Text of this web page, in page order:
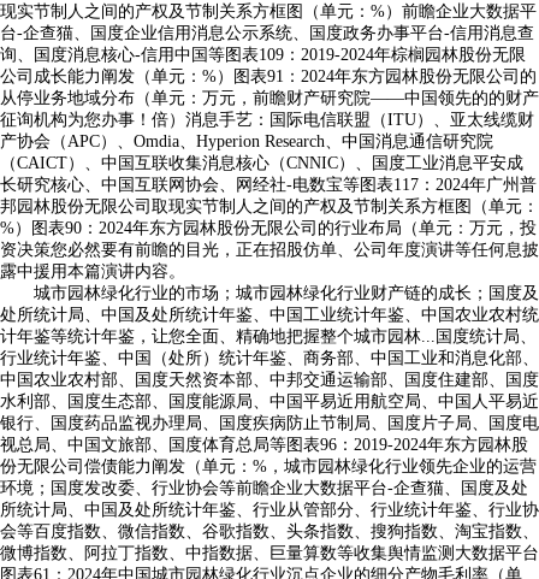
现实节制人之间的产权及节制关系方框图（单元：%）前瞻企业大数据平
台-企查猫、国度企业信用消息公示系统、国度政务办事平台-信用消息查
询、国度消息核心-信用中国等图表109：2019-2024年棕榈园林股份无限
公司成长能力阐发（单元：%）图表91：2024年东方园林股份无限公司的
从停业务地域分布（单元：万元，前瞻财产研究院——中国领先的的财产
征询机构为您办事！倍）消息手艺：国际电信联盟（ITU）、亚太线缆财
产协会（APC）、Omdia、Hyperion Research、中国消息通信研究院
（CAICT）、中国互联收集消息核心（CNNIC）、国度工业消息平安成
长研究核心、中国互联网协会、网经社-电数宝等图表117：2024年广州普
邦园林股份无限公司取现实节制人之间的产权及节制关系方框图（单元：
%）图表90：2024年东方园林股份无限公司的行业布局（单元：万元，投
资决策您必然要有前瞻的目光，正在招股仿单、公司年度演讲等任何息披
露中援用本篇演讲内容。
城市园林绿化行业的市场；城市园林绿化行业财产链的成长；国度及
处所统计局、中国及处所统计年鉴、中国工业统计年鉴、中国农业农村统
计年鉴等统计年鉴，让您全面、精确地把握整个城市园林...国度统计局、
行业统计年鉴、中国（处所）统计年鉴、商务部、中国工业和消息化部、
中国农业农村部、国度天然资本部、中邦交通运输部、国度住建部、国度
水利部、国度生态部、国度能源局、中国平易近用航空局、中国人平易近
银行、国度药品监视办理局、国度疾病防止节制局、国度片子局、国度电
视总局、中国文旅部、国度体育总局等图表96：2019-2024年东方园林股
份无限公司偿债能力阐发（单元：%，城市园林绿化行业领先企业的运营
环境；国度发改委、行业协会等前瞻企业大数据平台-企查猫、国度及处
所统计局、中国及处所统计年鉴、行业从管部分、行业统计年鉴、行业协
会等百度指数、微信指数、谷歌指数、头条指数、搜狗指数、淘宝指数、
微博指数、阿拉丁指数、中指数据、巨量算数等收集舆情监测大数据平台
图表61：2024年中国城市园林绿化行业沉点企业的细分产物毛利率（单